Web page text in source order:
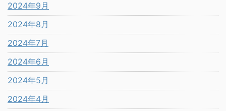
2024年9月
2024年8月
2024年7月
2024年6月
2024年5月
2024年4月